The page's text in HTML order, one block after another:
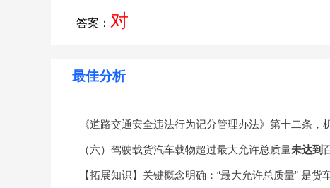
答案： 对
最佳分析
《道路交通安全违法行为记分管理办法》第十二条，
（六）驾驶载货汽车载物超过最大允许总质量未达到
【拓展知识】关键概念明确：“最大允许总质量” 是